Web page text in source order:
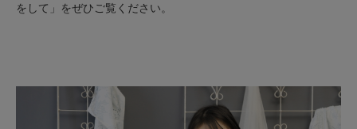
をして」をぜひご覧ください。